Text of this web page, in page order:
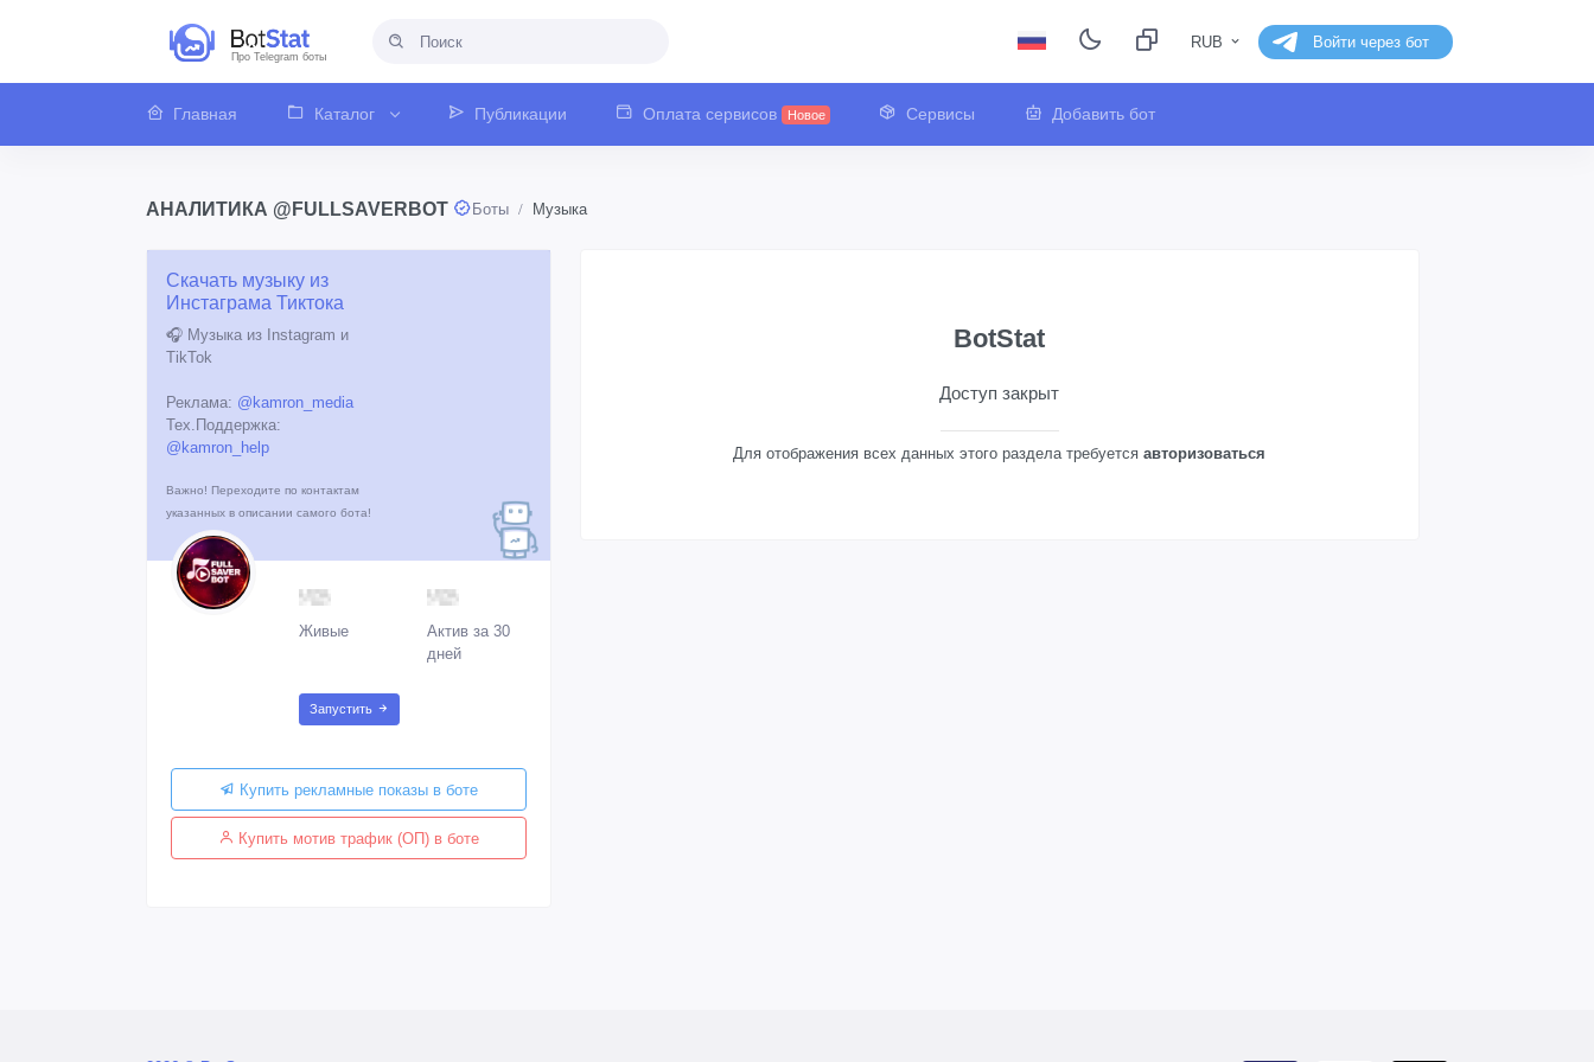
Про Telegram боты
RUB Войти через бот
Главная Каталог Публикации Оплата сервисов Новое Сервисы Добавить бот
АНАЛИТИКА @FULLSAVERBOT Боты Музыка
Скачать музыку из
Инстаграма Тиктока
🎧 Музыка из Instagram и
TikTok
Реклама: @kamron_media
Тех.Поддержка:
@kamron_help
Важно! Переходите по контактам
указанных в описании самого бота!
Живые
Актив за 30
дней
Запустить
Купить рекламные показы в боте
Купить мотив трафик (ОП) в боте
BotStat
Доступ закрыт
Для отображения всех данных этого раздела требуетсяавторизоваться